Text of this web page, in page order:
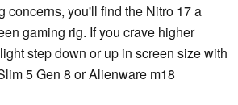
concerns, you'll find the Nitro 17 a
gaming rig. If you crave higher
step down or up in screen size with
5 Gen 8 or Alienware m18